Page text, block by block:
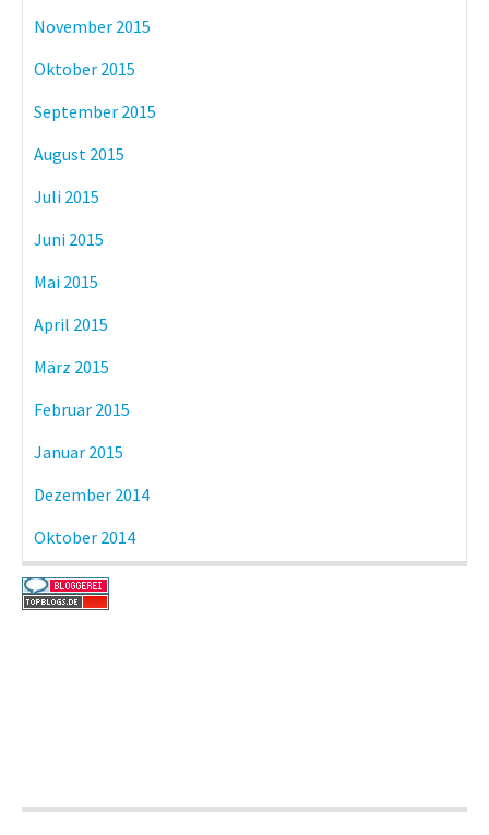
November 2015
Oktober 2015
September 2015
August 2015
Juli 2015
Juni 2015
Mai 2015
April 2015
März 2015
Februar 2015
Januar 2015
Dezember 2014
Oktober 2014